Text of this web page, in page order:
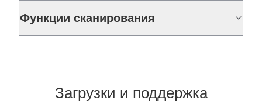
Функции сканирования
Загрузки и поддержка